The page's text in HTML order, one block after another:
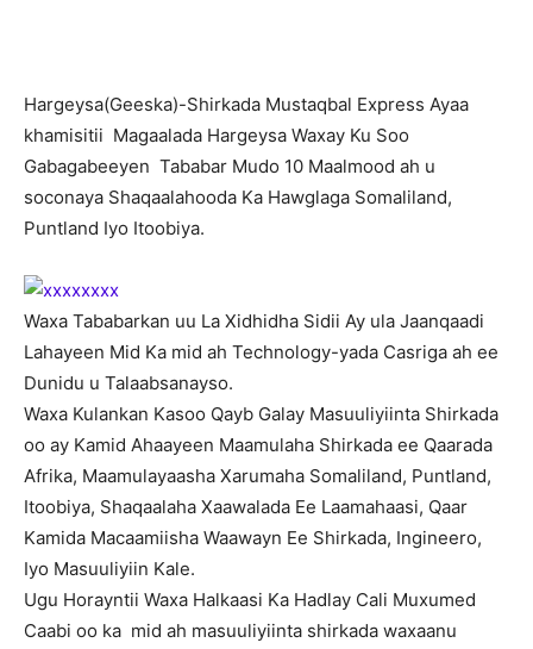
Hargeysa(Geeska)-Shirkada Mustaqbal Express Ayaa
khamisitii Magaalada Hargeysa Waxay Ku Soo
Gabagabeeyen Tababar Mudo 10 Maalmood ah u
soconaya Shaqaalahooda Ka Hawglaga Somaliland,
Puntland Iyo Itoobiya.
Waxa Tababarkan uu La Xidhidha Sidii Ay ula Jaanqaadi
Lahayeen Mid Ka mid ah Technology-yada Casriga ah ee
Dunidu u Talaabsanayso.
Waxa Kulankan Kasoo Qayb Galay Masuuliyiinta Shirkada
oo ay Kamid Ahaayeen Maamulaha Shirkada ee Qaarada
Afrika, Maamulayaasha Xarumaha Somaliland, Puntland,
Itoobiya, Shaqaalaha Xaawalada Ee Laamahaasi, Qaar
Kamida Macaamiisha Waawayn Ee Shirkada, Ingineero,
Iyo Masuuliyiin Kale.
Ugu Horayntii Waxa Halkaasi Ka Hadlay Cali Muxumed
Caabi oo ka mid ah masuuliyiinta shirkada waxaanu